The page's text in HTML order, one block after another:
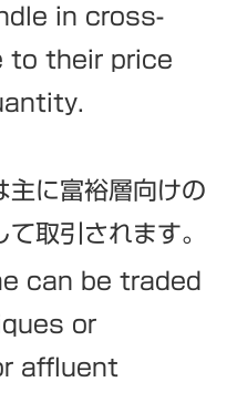
in cross-
to their price
主に富裕層向けの
取引されます。
can be traded
or
affluent